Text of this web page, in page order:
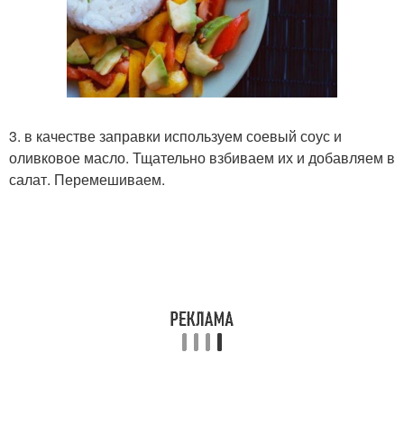
3. в качестве заправки используем соевый соус и
оливковое масло. Тщательно взбиваем их и добавляем в
салат. Перемешиваем.